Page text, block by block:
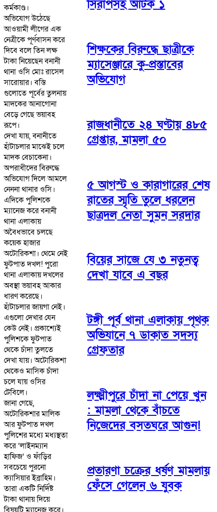
কর্মকাণ্ড।
অভিযোগ উঠেছে
আওয়ামী লীগের এক
নেত্রীকে পূর্ণবাসন করে
দিবে বলে তিন লক্ষ
টাকা নিয়েছেন বনানী
থানা ওসি মোঃ রাসেল
সারোয়ার। বস্তি
গুলোতে পূর্বের তুলনায়
মাদকের আনাগোনা
বেড়ে গেছে ভয়াবহ
রূপে।
দেখা যায়, বনানীতে
হাঁটাচলার মাঝেই চলে
মাদক বেচাকেনা।
অপরাধীদের বিরুদ্ধে
অভিযোগ দিলে আমলে
নেননা থানার ওসি।
এদিকে পুলিশকে
ম্যানেজ করে বনানী
থানা এলাকায়
অবৈধভাবে চলছে
কয়েক হাজার
অটোরিকশা। থেমে নেই
ফুটপাত দখল! পুরো
থানা এলাকায় দখলের
অবস্থা ভয়াবহ আকার
ধারণ করেছে।
হাঁটাচলার জায়গা নেই।
এগুলো দেখার যেন
কেউ নেই। প্রকাশ্যেই
পুলিশকে ফুটপাত
থেকে চাঁদা তুলতে
দেখা যায়। অটোরিকশা
থেকেও মাসিক চাঁদা
চলে যায় ওসির
টেবিলে।
জানা গেছে,
অটোরিকশার মালিক
আর ফুটপাত দখল
পুলিশের মধ্যে মধ্যস্থতা
করে ‘লাইনম্যান
হাফিজ’ ও ফাঁড়ির
সবচেয়ে পুরনো
ক্যাসিয়ার ইব্রাহিম।
তারা একটি নির্দিষ্ট
টাকা থানায় দিয়ে
সিরাপসহ আটক ১
শিক্ষকের বিরুদ্ধে ছাত্রীকে
ম্যাসেঞ্জারে কু-প্রস্তাবের
অভিযোগ
রাজধানীতে ২৪ ঘণ্টায় ৪৮৫
গ্রেপ্তার, মামলা ৫০
৫ আগস্ট ও কারাগারের শেষ
রাতের স্মৃতি তুলে ধরলেন
ছাত্রদল নেতা সুমন সরদার
বিয়ের সাজে যে ৩ নতুনত্ব
দেখা যাবে এ বছর
টঙ্গী পূর্ব থানা এলাকায় পৃথক
অভিযানে ৭ ডাকাত সদস্য
গ্রেফতার
লক্ষ্মীপুরে চাঁদা না পেয়ে খুন
: মামলা থেকে বাঁচতে
নিজেদের বসতঘরে আগুন!
প্রতারণা চক্রের ধর্ষণ মামলায়
ফেঁসে গেলেন ৬ যুবক